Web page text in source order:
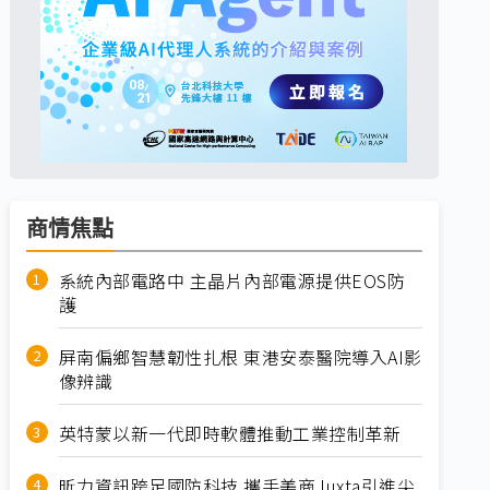
商情焦點
系統內部電路中 主晶片內部電源提供EOS防
護
屏南偏鄉智慧韌性扎根 東港安泰醫院導入AI影
像辨識
英特蒙以新一代即時軟體推動工業控制革新